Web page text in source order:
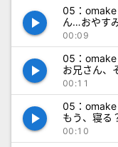
play_arrow
05：
ん…おやす
00:09
play_arrow
05：
お兄さん
に….wav
00:11
play_arrow
05：
もう、寝
00:10